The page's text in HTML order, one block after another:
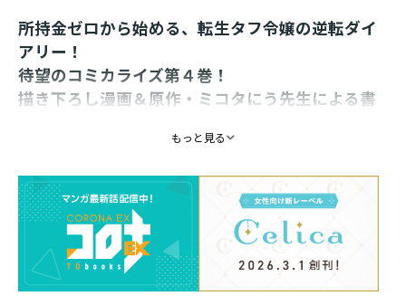
所持金ゼロから始める、転生タフ令嬢の逆転ダイ
アリー！
待望のコミカライズ第４巻！
描き下ろし漫画＆原作・ミコタにう先生による書
ルトルード。
レシピ本の製作と販売も考えていたら、目新しいアイデ
ィアに興味津々なエクシュタイン公爵から『ゲルトルー
ド商会』設立の提案が!?
当事者を置いてきぼりに、思わぬ方向へと事態は転がっ
ていき――
もっと見る